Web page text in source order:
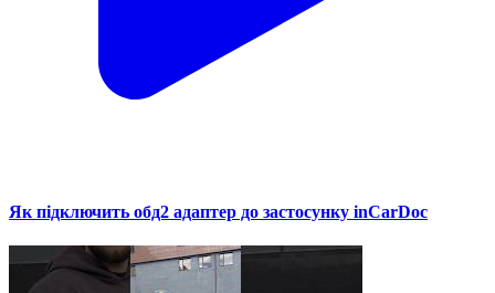
Як підключить обд2 адаптер до застосунку inCarDoc